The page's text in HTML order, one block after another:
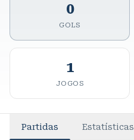
0
GOLS
1
JOGOS
Partidas Estatísticas